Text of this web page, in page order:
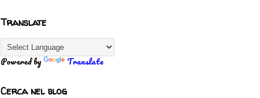
Translate
Powered by Translate
Cerca nel blog